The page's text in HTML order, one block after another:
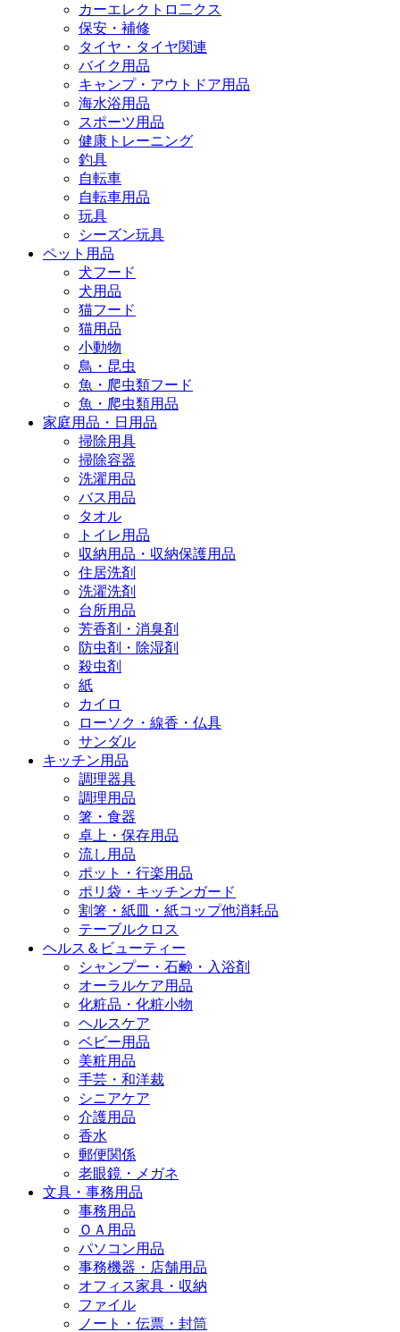
カーエレクトロ二クス
保安・補修
タイヤ・タイヤ関連
バイク用品
キャンプ・アウトドア用品
海水浴用品
スポーツ用品
健康トレーニング
釣具
自転車
自転車用品
玩具
シーズン玩具
ペット用品
犬フード
犬用品
猫フード
猫用品
小動物
鳥・昆虫
魚・爬虫類フード
魚・爬虫類用品
家庭用品・日用品
掃除用具
掃除容器
洗濯用品
バス用品
タオル
トイレ用品
収納用品・収納保護用品
住居洗剤
洗濯洗剤
台所用品
芳香剤・消臭剤
防虫剤・除湿剤
殺虫剤
紙
カイロ
ローソク・線香・仏具
サンダル
キッチン用品
調理器具
調理用品
箸・食器
卓上・保存用品
流し用品
ポット・行楽用品
ポリ袋・キッチンガード
割箸・紙皿・紙コップ他消耗品
テーブルクロス
ヘルス＆ビューティー
シャンプー・石鹸・入浴剤
オーラルケア用品
化粧品・化粧小物
ヘルスケア
ベビー用品
美粧用品
手芸・和洋裁
シニアケア
介護用品
香水
郵便関係
老眼鏡・メガネ
文具・事務用品
事務用品
ＯＡ用品
パソコン用品
事務機器・店舗用品
オフィス家具・収納
ファイル
ノート・伝票・封筒